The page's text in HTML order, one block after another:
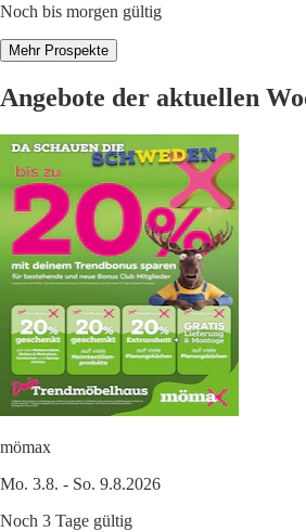
Noch bis morgen gültig
Mehr Prospekte
Angebote der aktuellen
mömax
Mo. 3.8. - So. 9.8.2026
Noch 3 Tage gültig